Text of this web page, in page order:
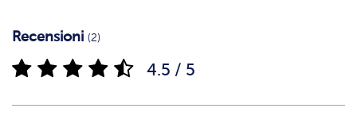
Recensioni (2)
4.5 / 5